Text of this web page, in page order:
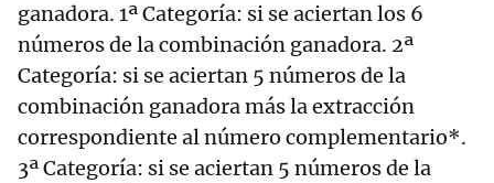
ganadora. 1ª Categoría: si se aciertan los 6
números de la combinación ganadora. 2ª
Categoría: si se aciertan 5 números de la
combinación ganadora más la extracción
correspondiente al número complementario*.
3ª Categoría: si se aciertan 5 números de la